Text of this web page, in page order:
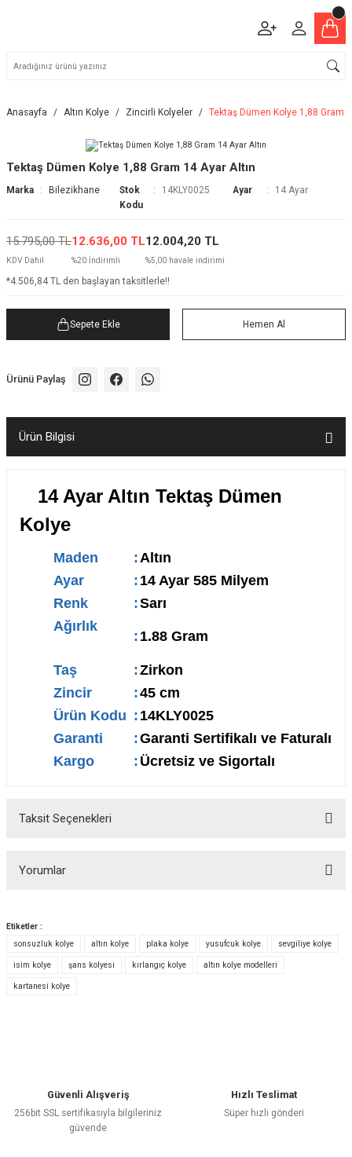
Anasayfa Altın Kolye Zincirli Kolyeler Tektaş Dümen Kolye 1,88 Gram
Tektaş Dümen Kolye 1,88 Gram 14 Ayar Altın
Marka Bilezikhane
Stok
Kodu
14KLY0025 Ayar 14 Ayar
15.795,00 TL
KDV Dahil
12.636,00 TL
%20 İndirimli
12.004,20 TL
%5,00 havale indirimi
*4.506,84 TL den başlayan taksitlerle!!
Sepete Ekle Hemen Al
Ürünü Paylaş
Ürün Bilgisi
14 Ayar Altın Tektaş Dümen
Kolye
Maden :Altın
Ayar
: 14 Ayar 585 Milyem
Renk
:Sarı
Ağırlık
: 1.88 Gram
Taş :Zirkon
Zincir
:45 cm
Ürün Kodu : 14KLY0025
Garanti
:Garanti Sertifikalı ve Faturalı
Kargo
: Ücretsiz ve Sigortalı
Taksit Seçenekleri
Yorumlar
Bu ürüne ilk yorumu siz yapın!
Etiketler :
sonsuzluk kolye
altın kolye plaka kolye yusufcuk kolye sevgiliye kolye
isim kolye şans kolyesi kırlangıç kolye altın kolye modelleri
kartanesi kolye
Güvenli Alışveriş
256bit SSL sertifikasıyla bilgileriniz
güvende
Hızlı Teslimat
Süper hızlı gönderi